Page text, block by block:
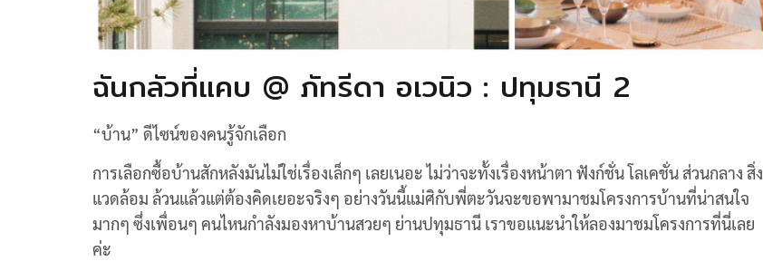
ฉันกลัวที่แคบ @ ภัทรีดา อเวนิว : ปทุมธานี 2
“บ้าน” ดีไซน์ของคนรู้จักเลือก
การเลือกซื้อบ้านสักหลังมันไม่ใช่เรื่องเล็กๆ เลยเนอะ ไม่ว่าจะทั้งเรื่องหน้าตา ฟังก์ชั่น โลเคชั่น ส่วนกลาง สิ่ง
แวดล้อม ล้วนแล้วแต่ต้องคิดเยอะจริงๆ อย่างวันนี้แม่ศิกับพี่ตะวันจะขอพามาชมโครงการบ้านที่น่าสนใจ
มากๆ ซึ่งเพื่อนๆ คนไหนกำลังมองหาบ้านสวยๆ ย่านปทุมธานี เราขอแนะนำให้ลองมาชมโครงการที่นี่เลย
ค่ะ